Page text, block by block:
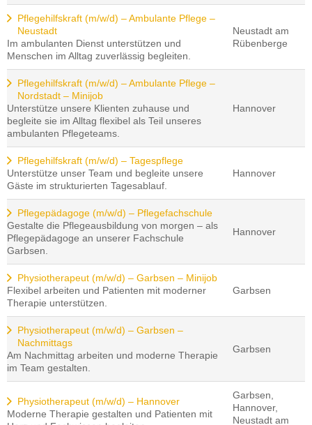
Pflegehilfskraft (m/w/d) – Ambulante Pflege –
Neustadt
Im ambulanten Dienst unterstützen und
Menschen im Alltag zuverlässig begleiten.
Neustadt am
Rübenberge
Pflegehilfskraft (m/w/d) – Ambulante Pflege –
Nordstadt – Minijob
Unterstütze unsere Klienten zuhause und
begleite sie im Alltag flexibel als Teil unseres
ambulanten Pflegeteams.
Hannover
Pflegehilfskraft (m/w/d) – Tagespflege
Unterstütze unser Team und begleite unsere
Gäste im strukturierten Tagesablauf.
Hannover
Pflegepädagoge (m/w/d) – Pflegefachschule
Gestalte die Pflegeausbildung von morgen – als
Pflegepädagoge an unserer Fachschule
Garbsen.
Hannover
Physiotherapeut (m/w/d) – Garbsen – Minijob
Flexibel arbeiten und Patienten mit moderner
Therapie unterstützen.
Garbsen
Physiotherapeut (m/w/d) – Garbsen –
Nachmittags
Am Nachmittag arbeiten und moderne Therapie
im Team gestalten.
Garbsen
Physiotherapeut (m/w/d) – Hannover
Moderne Therapie gestalten und Patienten mit
Garbsen,
Hannover,
Neustadt am